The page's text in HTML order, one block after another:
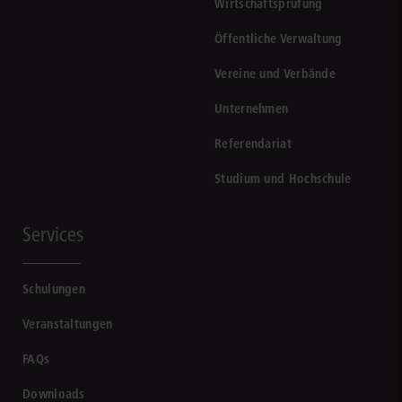
Wirtschaftsprüfung
Öffentliche Verwaltung
Vereine und Verbände
Unternehmen
Referendariat
Studium und Hochschule
Services
Schulungen
Veranstaltungen
FAQs
Downloads